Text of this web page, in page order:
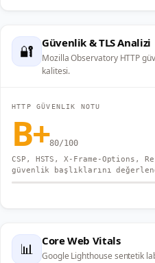
🔐 Güvenlik & TLS Analizi
Mozilla Observatory HTTP
kalitesi.
HTTP GÜVENLIK NOTU
B+80/100
CSP, HSTS, X-Frame-Options,
güvenlik başlıklarını
📊 Core Web Vitals
Google Lighthouse sentetik lab